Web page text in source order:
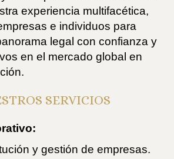
experiencia multifacética,
e individuos para
legal con confianza y
en el mercado global en
SERVICIOS
y gestión de empresas.